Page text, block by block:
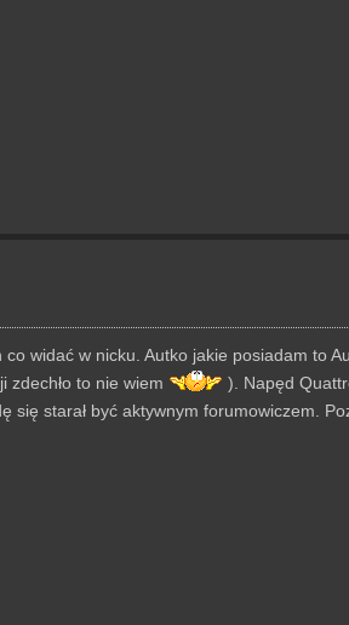
widać w nicku. Autko jakie posiadam to
zdechło to nie wiem
). Napęd
się starał być aktywnym forumowiczem.